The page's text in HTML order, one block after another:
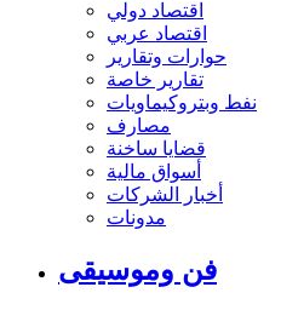
اقتصاد دولي
اقتصاد عربي
حوارات وتقارير
تقارير خاصة
نفط وبتروكيماويات
مصارف
قضايا ساخنة
أسواق مالية
أخبار الشركات
مدونات
فن وموسيقى